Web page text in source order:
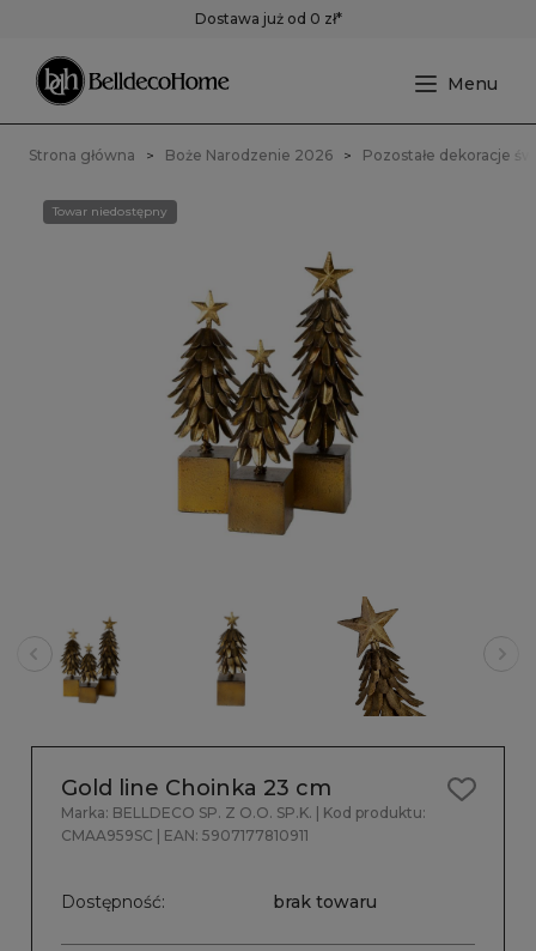
Dostawa już od 0 zł*
Strona główna Boże Narodzenie 2026 Pozostałe dekoracje
Towar niedostępny
Gold line Choinka 23 cm
Marka: BELLDECO SP. Z O.O. SP.K.
| Kod produktu:
CMAA959SC
| EAN: 5907177810911
Dostępność: brak towaru